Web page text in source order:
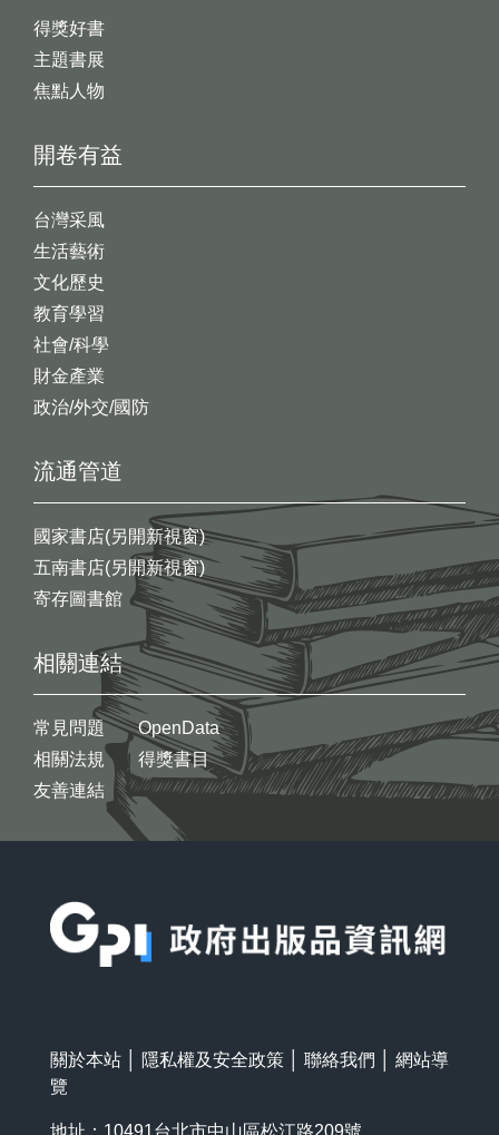
開卷有益
台灣采風
生活藝術
文化歷史
教育學習
社會/科學
財金產業
政治/外交/國防
得獎好書
主題書展
焦點人物
流通管道
國家書店(另開新視窗)
五南書店(另開新視窗)
寄存圖書館
相關連結
常見問題
相關法規
友善連結
OpenData
得獎書目
關於本站 隱私權及安全政策 聯絡我們
網站導
覽
地址：10491台北市中山區松江路209號